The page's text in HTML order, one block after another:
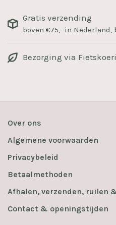
Gratis verzending
boven €75,- in Nederland,
Bezorging via
Over ons
Algemene voorwaarden
Privacybeleid
Betaalmethoden
Afhalen, verzenden, ruilen
Contact & openingstijden